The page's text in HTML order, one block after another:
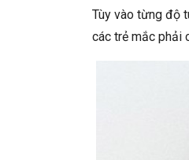
Tùy vào từng độ
các trẻ mắc phải